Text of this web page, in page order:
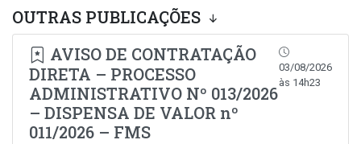
OUTRAS PUBLICAÇÕES
AVISO DE CONTRATAÇÃO
DIRETA – PROCESSO
ADMINISTRATIVO Nº 013/2026
– DISPENSA DE VALOR nº
011/2026 – FMS
03/08/2026
às 14h23